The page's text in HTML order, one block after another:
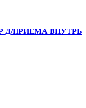
Д/ПРИЕМА ВНУТРЬ